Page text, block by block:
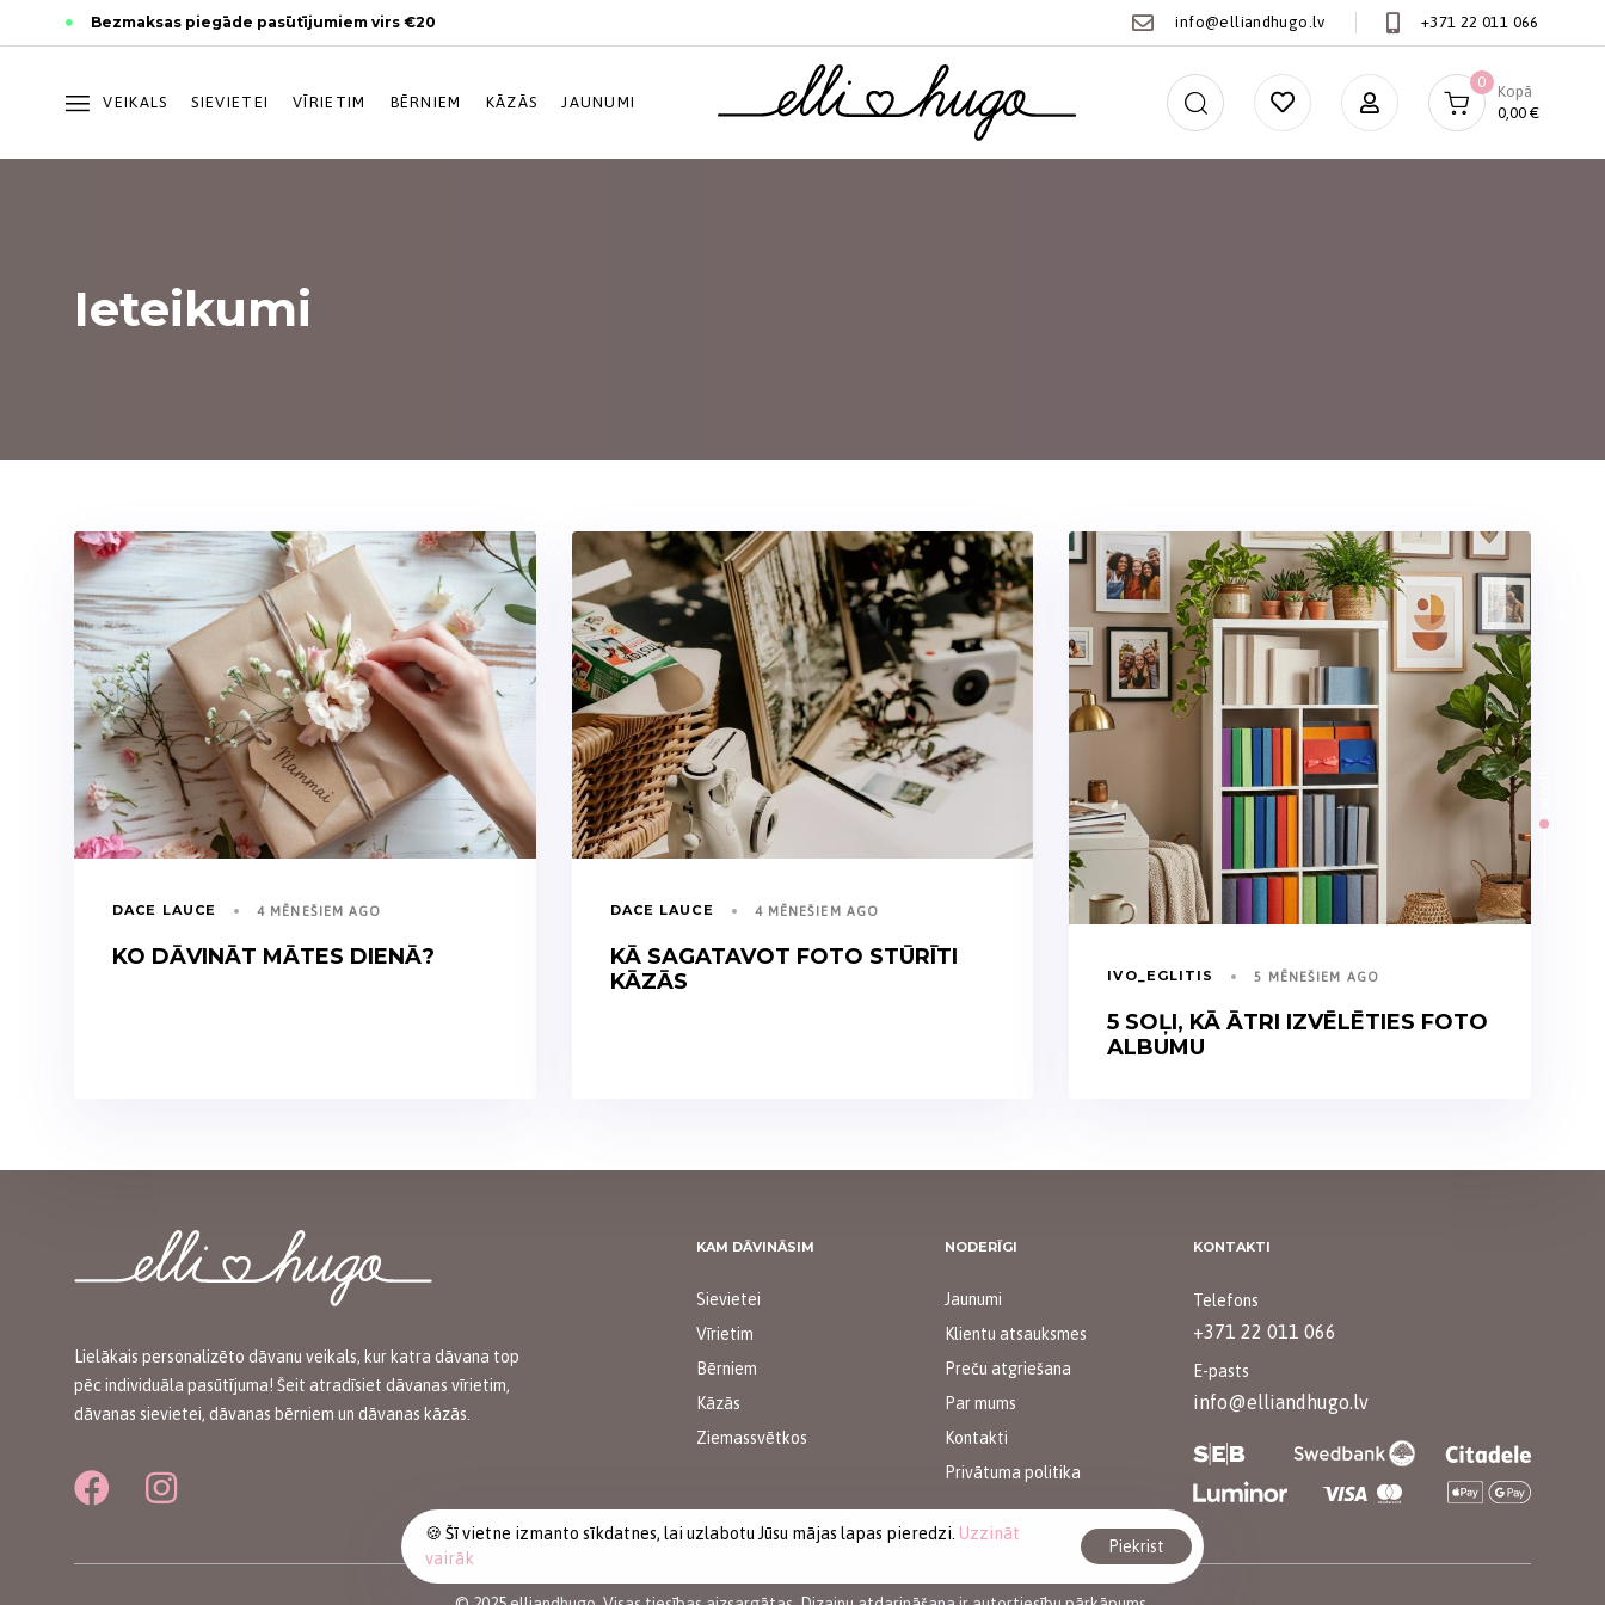
links
to
navigation
to
Bezmaksas piegāde pasūtījumiem virs €20 info@elliandhugo.lv +371 22 011 066
VEIKALS SIEVIETEI VĪRIETIM BĒRNIEM KĀZĀS JAUNUMI
0,00 €
Kopā
0
Ieteikumi
DACE LAUCE 4 MĒNEŠIEM AGO
KO DĀVINĀT MĀTES DIENĀ?
DACE LAUCE 4 MĒNEŠIEM AGO
KĀ SAGATAVOT FOTO STŪRĪTI
KĀZĀS
IVO_EGLITIS 5 MĒNEŠIEM AGO
5 SOĻI, KĀ ĀTRI IZVĒLĒTIES FOTO
ALBUMU
Lielākais personalizēto dāvanu veikals, kur katra dāvana top
pēc individuāla pasūtījuma! Šeit atradīsiet dāvanas vīrietim,
dāvanas sievietei, dāvanas bērniem un dāvanas kāzās.
KAM DĀVINĀSIM
Sievietei
Vīrietim
Bērniem
Kāzās
Ziemassvētkos
NODERĪGI
Jaunumi
Klientu atsauksmes
Preču atgriešana
Par mums
Kontakti
Privātuma politika
KONTAKTI
Telefons
+371 22 011 066
E-pasts
info@elliandhugo.lv
🍪 Šī vietne izmanto sīkdatnes, lai uzlabotu Jūsu mājas lapas pieredzi. Uzzināt
vairāk
Piekrist